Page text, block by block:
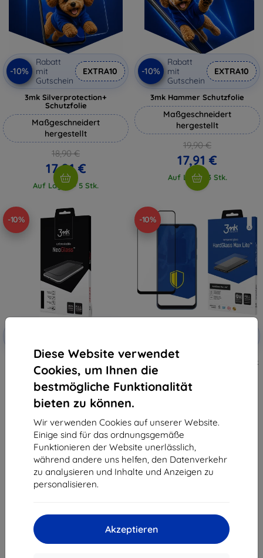
Diese Website verwendet
Cookies, um Ihnen die
bestmögliche Funktionalität
bieten zu können.
Wir verwenden Cookies auf unserer Website.
Einige sind für das ordnungsgemäße
Funktionieren der Website unerlässlich,
während andere uns helfen, den Datenverkehr
zu analysieren und Inhalte und Anzeigen zu
personalisieren.
Akzeptieren
-10%
Rabatt
mit
Gutschein
EXTRA10
3mk Silverprotection+
Schutzfolie
Maßgeschneidert
hergestellt
18,90 €
17,01 €
Auf Lager > 5 Stk.
-10%
Rabatt
mit
Gutschein
EXTRA10
3mk Hammer Schutzfolie
Maßgeschneidert
hergestellt
19,90 €
17,91 €
Auf Lager 3 Stk.
-10%
3MK Samsung Galaxy A50s
Schwarz - 3mk NeoGlass
16,90 €
15,21 €
-10%
3MK Samsung Galaxy A50s Black
- 3mk HardGlass Max Lite
9,90 €
8,91 €
1